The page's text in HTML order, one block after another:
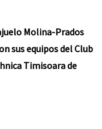
Molina-Prados
sus equipos del Club
Timisoara de